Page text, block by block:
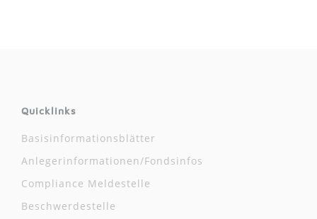
Quicklinks
Basisinformationsblätter
Anlegerinformationen/Fondsinfos
Compliance Meldestelle
Beschwerdestelle